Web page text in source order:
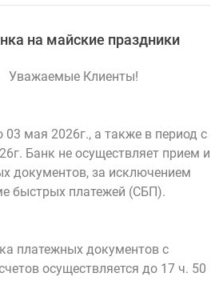
на майские праздники
Клиенты!
03 мая 2026г., а также в период с
Банк не осуществляет прием и
документов, за исключением
быстрых платежей (СБП).
платежных документов с
осуществляется до 17 ч. 50